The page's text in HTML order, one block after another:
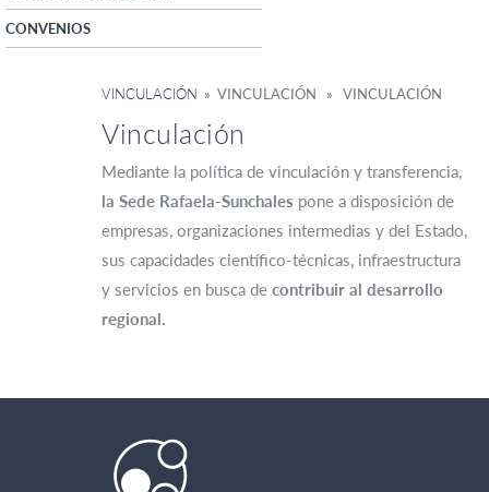
CONVENIOS
VINCULACIÓN » VINCULACIÓN » VINCULACIÓN
Vinculación
Mediante la política de vinculación y transferencia,
la Sede Rafaela-Sunchales pone a disposición de
empresas, organizaciones intermedias y del Estado,
sus capacidades científico-técnicas, infraestructura
y servicios en busca de contribuir al desarrollo
regional.